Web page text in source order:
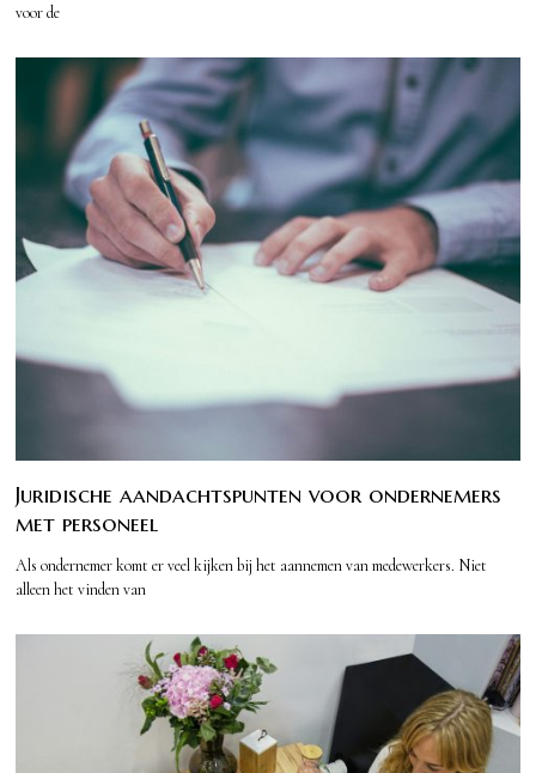
voor de
Juridische aandachtspunten voor ondernemers
met personeel
Als ondernemer komt er veel kijken bij het aannemen van medewerkers. Niet
alleen het vinden van